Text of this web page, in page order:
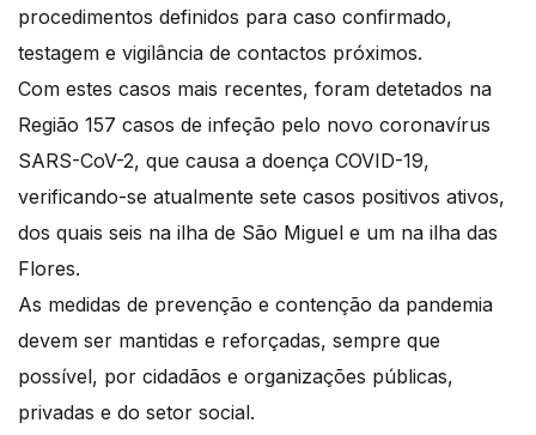
procedimentos definidos para caso confirmado,
testagem e vigilância de contactos próximos.
Com estes casos mais recentes, foram detetados na
Região 157 casos de infeção pelo novo coronavírus
SARS-CoV-2, que causa a doença COVID-19,
verificando-se atualmente sete casos positivos ativos,
dos quais seis na ilha de São Miguel e um na ilha das
Flores.
As medidas de prevenção e contenção da pandemia
devem ser mantidas e reforçadas, sempre que
possível, por cidadãos e organizações públicas,
privadas e do setor social.